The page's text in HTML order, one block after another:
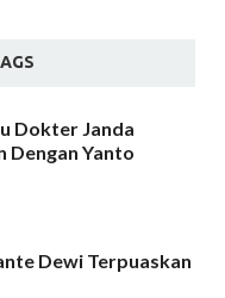
Dokter Janda
Dengan Yanto
Dewi Terpuaskan